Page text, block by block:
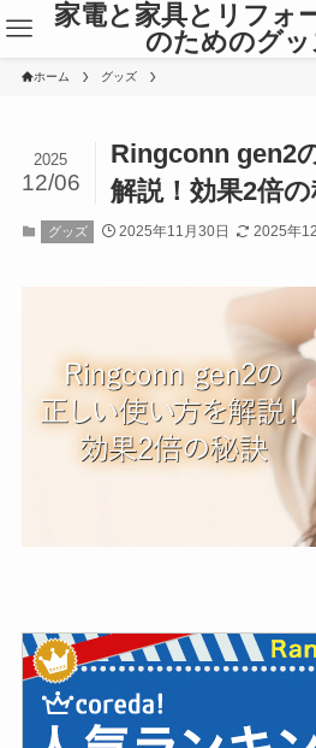
家電と家具とリフォ
のためのグ
ホーム グッズ
Ringconn gen2
解説！効果2倍
2025
12/06
グッズ 2025年11月30日 2025年